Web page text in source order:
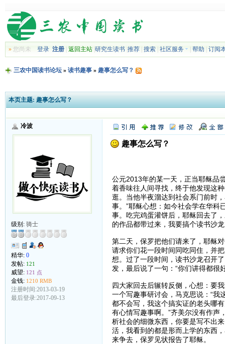
»您尚未 登录 注册| 返回主站| 研究生读书| 推荐| 搜索| 社区服务 帮助 订阅
三农中国读书论坛» 读书趣事» 趣事怎么写？
本页主题: 趣事怎么写？
冷波
级别: 骑士
精华: 0
发帖: 121
威望: 121 点
金钱: 1210 RMB
注册时间:2013-03-19
最后登录:2017-09-13
趣事怎么写？
公元2013年的某一天，正当耶稣品
着香味往人间寻找，终于他发现这
逛。当他半夜溜达到社会系门前时
事。”耶稣心想：如今社会学在华科
事。吃完鸡蛋灌饼后，耶稣回去了
的作品都带过来，我要搞个读书沙
第二天，保罗把他们请来了，耶稣
请求你们花一段时间同吃同住，并
想。过了一段时间，读书沙龙召开
发，最后说了一句：“你们讲得都很
四大家回去后辗转反侧，心想：要
一个写趣事研讨会，马克思说：“我
都不会写，我这个搞实证的老头哪
有心情写趣事啊。”齐美尔没有作声
析社会的细微东西，你要是写不出
活，我看到的都是形而上学的东西
来争去，保罗见状报告了耶稣。